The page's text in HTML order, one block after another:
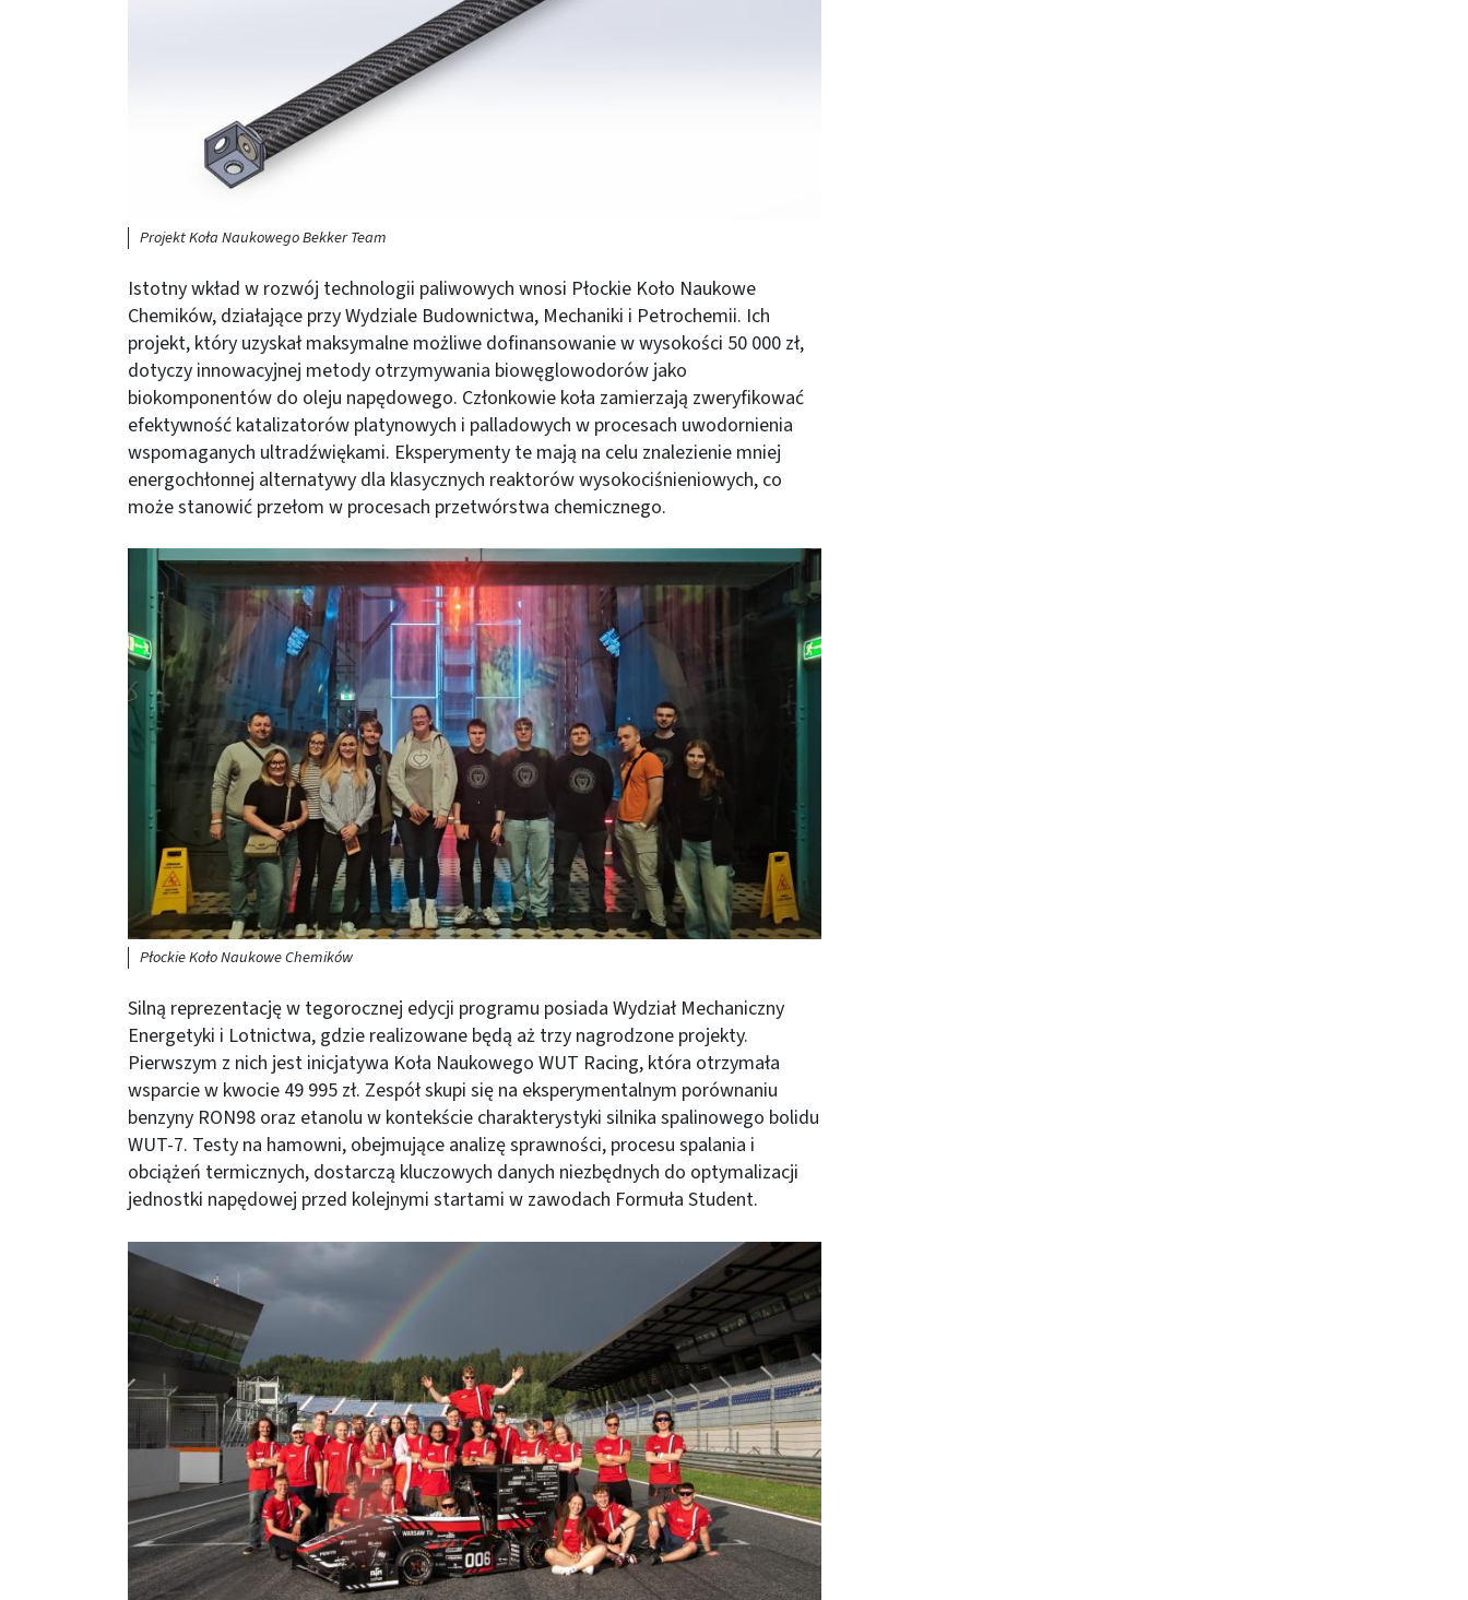
Projekt Koła Naukowego Bekker Team
Istotny wkład w rozwój technologii paliwowych wnosi Płockie Koło Naukowe
Chemików, działające przy Wydziale Budownictwa, Mechaniki i Petrochemii. Ich
projekt, który uzyskał maksymalne możliwe dofinansowanie w wysokości 50 000 zł,
dotyczy innowacyjnej metody otrzymywania biowęglowodorów jako
biokomponentów do oleju napędowego. Członkowie koła zamierzają zweryfikować
efektywność katalizatorów platynowych i palladowych w procesach uwodornienia
wspomaganych ultradźwiękami. Eksperymenty te mają na celu znalezienie mniej
energochłonnej alternatywy dla klasycznych reaktorów wysokociśnieniowych, co
może stanowić przełom w procesach przetwórstwa chemicznego.
Obraz (old)
Płockie Koło Naukowe Chemików
Silną reprezentację w tegorocznej edycji programu posiada Wydział Mechaniczny
Energetyki i Lotnictwa, gdzie realizowane będą aż trzy nagrodzone projekty.
Pierwszym z nich jest inicjatywa Koła Naukowego WUT Racing, która otrzymała
wsparcie w kwocie 49 995 zł. Zespół skupi się na eksperymentalnym porównaniu
benzyny RON98 oraz etanolu w kontekście charakterystyki silnika spalinowego bolidu
WUT-7. Testy na hamowni, obejmujące analizę sprawności, procesu spalania i
obciążeń termicznych, dostarczą kluczowych danych niezbędnych do optymalizacji
jednostki napędowej przed kolejnymi startami w zawodach Formuła Student.
Obraz (old)